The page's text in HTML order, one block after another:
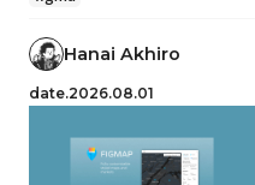
Hanai Akhiro
date.2026.08.01